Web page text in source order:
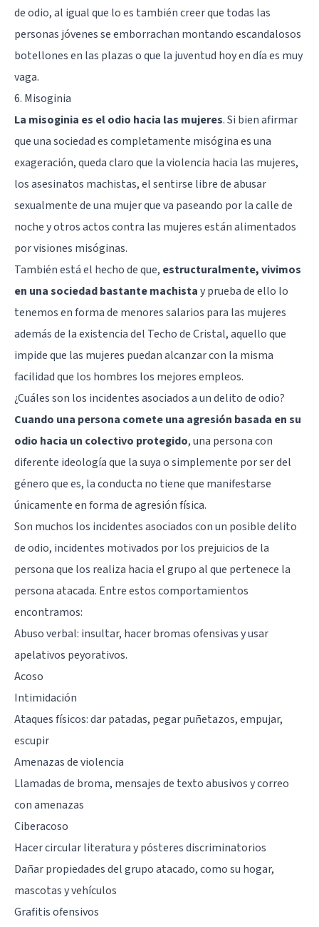
de odio, al igual que lo es también creer que todas las
personas jóvenes se emborrachan montando escandalosos
botellones en las plazas o que la juventud hoy en día es muy
vaga.
6. Misoginia
La misoginia es el odio hacia las mujeres. Si bien afirmar
que una sociedad es completamente misógina es una
exageración, queda claro que la violencia hacia las mujeres,
los asesinatos machistas, el sentirse libre de abusar
sexualmente de una mujer que va paseando por la calle de
noche y otros actos contra las mujeres están alimentados
por visiones misóginas.
También está el hecho de que, estructuralmente, vivimos
en una sociedad bastante machistay prueba de ello lo
tenemos en forma de menores salarios para las mujeres
además de la existencia del Techo de Cristal, aquello que
impide que las mujeres puedan alcanzar con la misma
facilidad que los hombres los mejores empleos.
¿Cuáles son los incidentes asociados a un delito de odio?
Cuando una persona comete una agresión basada en su
odio hacia un colectivo protegido, una persona con
diferente ideología que la suya o simplemente por ser del
género que es, la conducta no tiene que manifestarse
únicamente en forma de agresión física.
Son muchos los incidentes asociados con un posible delito
de odio, incidentes motivados por los prejuicios de la
persona que los realiza hacia el grupo al que pertenece la
persona atacada. Entre estos comportamientos
encontramos:
Abuso verbal: insultar, hacer bromas ofensivas y usar
apelativos peyorativos.
Acoso
Intimidación
Ataques físicos: dar patadas, pegar puñetazos, empujar,
escupir
Amenazas de violencia
Llamadas de broma, mensajes de texto abusivos y correo
con amenazas
Ciberacoso
Hacer circular literatura y pósteres discriminatorios
Dañar propiedades del grupo atacado, como su hogar,
mascotas y vehículos
Grafitis ofensivos